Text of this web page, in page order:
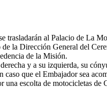
trasladarán al Palacio de La
la Dirección General del
de la Misión.
y a su izquierda, su
que el Embajador sea
escolta de motocicletas de